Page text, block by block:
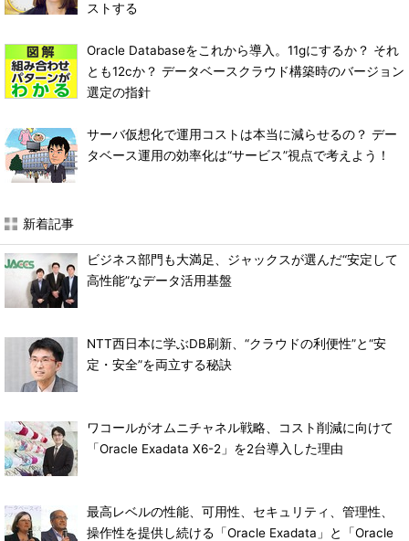
ストする
Oracle Databaseをこれから導入。11gにするか？ それ
とも12cか？ データベースクラウド構築時のバージョン
選定の指針
サーバ仮想化で運用コストは本当に減らせるの？ デー
タベース運用の効率化は“サービス”視点で考えよう！
新着記事
ビジネス部門も大満足、ジャックスが選んだ“安定して
高性能”なデータ活用基盤
NTT西日本に学ぶDB刷新、“クラウドの利便性”と“安
定・安全”を両立する秘訣
ワコールがオムニチャネル戦略、コスト削減に向けて
「Oracle Exadata X6-2」を2台導入した理由
最高レベルの性能、可用性、セキュリティ、管理性、
操作性を提供し続ける「Oracle Exadata」と「Oracle